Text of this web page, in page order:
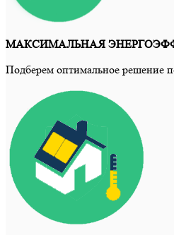
МАКСИМАЛЬНАЯ
Подберем оптимальное решение